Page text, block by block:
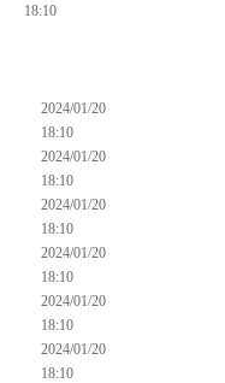
18:10
2024/01/20
18:10
2024/01/20
18:10
2024/01/20
18:10
2024/01/20
18:10
2024/01/20
18:10
2024/01/20
18:10